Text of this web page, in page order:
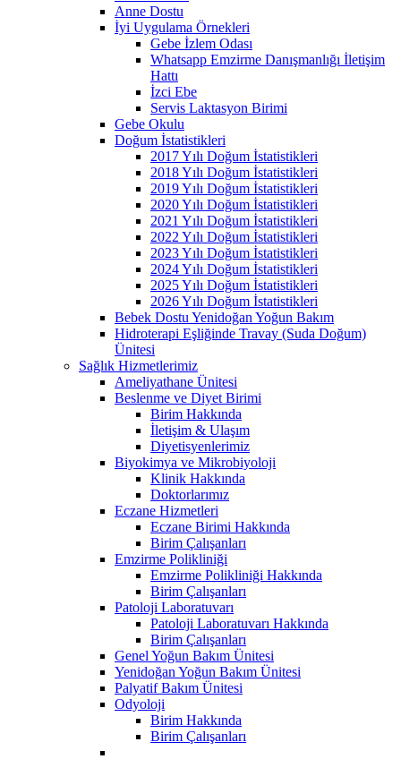
Anne Dostu
İyi Uygulama Örnekleri
Gebe İzlem Odası
Whatsapp Emzirme Danışmanlığı İletişim
Hattı
İzci Ebe
Servis Laktasyon Birimi
Gebe Okulu
Doğum İstatistikleri
2017 Yılı Doğum İstatistikleri
2018 Yılı Doğum İstatistikleri
2019 Yılı Doğum İstatistikleri
2020 Yılı Doğum İstatistikleri
2021 Yılı Doğum İstatistikleri
2022 Yılı Doğum İstatistikleri
2023 Yılı Doğum İstatistikleri
2024 Yılı Doğum İstatistikleri
2025 Yılı Doğum İstatistikleri
2026 Yılı Doğum İstatistikleri
Bebek Dostu Yenidoğan Yoğun Bakım
Hidroterapi Eşliğinde Travay (Suda Doğum)
Ünitesi
Sağlık Hizmetlerimiz
Ameliyathane Ünitesi
Beslenme ve Diyet Birimi
Birim Hakkında
İletişim & Ulaşım
Diyetisyenlerimiz
Biyokimya ve Mikrobiyoloji
Klinik Hakkında
Doktorlarımız
Eczane Hizmetleri
Eczane Birimi Hakkında
Birim Çalışanları
Emzirme Polikliniği
Emzirme Polikliniği Hakkında
Birim Çalışanları
Patoloji Laboratuvarı
Patoloji Laboratuvarı Hakkında
Birim Çalışanları
Genel Yoğun Bakım Ünitesi
Yenidoğan Yoğun Bakım Ünitesi
Palyatif Bakım Ünitesi
Odyoloji
Birim Hakkında
Birim Çalışanları